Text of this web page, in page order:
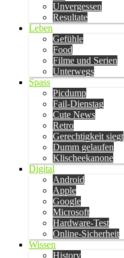
Unvergessen
Resultate
Leben
Gefühle
Food
Filme und Serien
Unterwegs
Spass
Picdump
Fail-Dienstag
Cute News
Retro
Gerechtigkeit siegt
Dumm gelaufen
Klischeekanone
Digital
Android
Apple
Google
Microsoft
Hardware-Test
Online-Sicherheit
Wissen
History